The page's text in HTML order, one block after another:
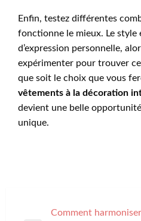
Enfin, testez différentes
fonctionne le mieux. Le style
d’expression personnelle,
expérimenter pour trouver
que soit le choix que vous
vêtements à la décoration
devient une belle
unique.
Navigation
Comment